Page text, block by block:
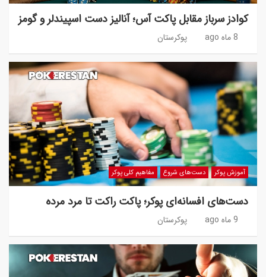
کوادز سرباز مقابل پاکت آس؛ آنالیز دست اسپیندلر و گومز
8 ماه ago پوکرستان
آموزش پوکر دست‌های شروع مفاهیم کلی پوکر
دست‌های افسانه‌ای پوکر؛ پاکت راکت تا مرد مرده
9 ماه ago پوکرستان